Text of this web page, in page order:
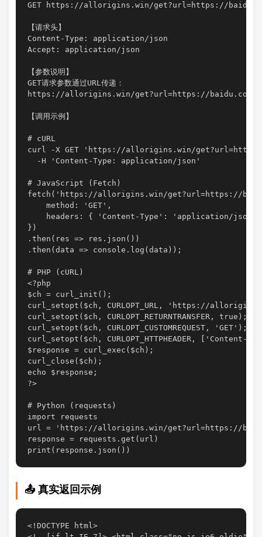
GET https://allorigins.win/get?url=https://
【请求头】
Content-Type: application/json
Accept: application/json
【参数说明】
GET请求参数通过URL传递：
https://allorigins.win/get?url=https://baidu.com?参数名
【调用示例】
# cURL
curl -X GET 'https://allorigins.win/
  -H 'Content-Type: application/json'
# JavaScript (Fetch)
fetch('https://allorigins.win/get?url=https://
    method: 'GET',
headers: { 'Content-Type': 'application/json'
})
.then(res => res.json())
.then(data => console.log(data));
# PHP (cURL)
<?php
$ch = curl_init();
curl_setopt($ch, CURLOPT_URL, 'https://
curl_setopt($ch, CURLOPT_RETURNTRANSFER, true);
curl_setopt($ch, CURLOPT_CUSTOMREQUEST, 'GET');
curl_setopt($ch, CURLOPT_HTTPHEADER,
$response = curl_exec($ch);
curl_close($ch);
echo $response;
?>
# Python (requests)
import requests
url = 'https://allorigins.win/get?url=https://
response = requests.get(url)
📤 真实返回示例
<!DOCTYPE html>